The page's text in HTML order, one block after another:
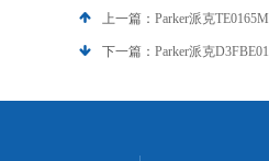
上一篇： Parker派克
下一篇： Parker派克